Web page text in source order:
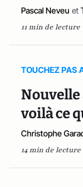
Pascal Neveu et
11 min de lecture
TOUCHEZ PAS
Nouvelle
voilà ce
Christophe
14 min de lecture